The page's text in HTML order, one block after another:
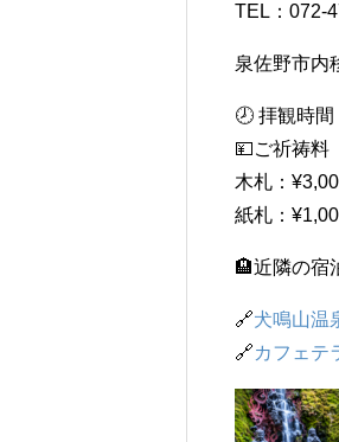
TEL：072-
泉佐野市内
🕗 拝観時間
💴ご祈祷料
木札：
紙札：
🏨近隣の宿
🔗犬鳴山
🔗カフェ